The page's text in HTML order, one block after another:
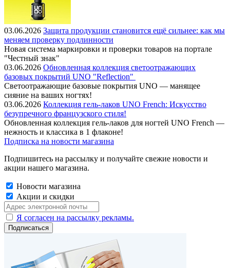
03.06.2026 Защита продукции становится ещё сильнее: как мы
меняем проверку подлинности
Новая система маркировки и проверки товаров на портале
"Честный знак"
03.06.2026 Обновленная коллекция светоотражающих
базовых покрытий UNO "Reflection"
Cветоотражающие базовые покрытия UNO — манящее
сияние на ваших ногтях!
03.06.2026 Коллекция гель-лаков UNO French: Искусство
безупречного французского стиля!
Обновленная коллекция гель-лаков для ногтей UNO French —
нежность и классика в 1 флаконе!
Подписка на новости магазина
Подпишитесь на рассылку и получайте свежие новости и
акции нашего магазина.
Новости магазина
Акции и скидки
Я согласен на рассылку рекламы.